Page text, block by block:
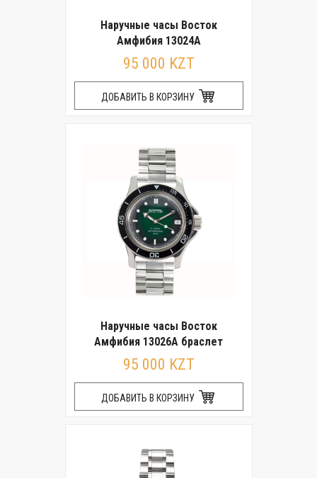
Наручные часы Восток
Амфибия 13024А
95 000 KZT
ДОБАВИТЬ В КОРЗИНУ
Наручные часы Восток
Амфибия 13026А браслет
95 000 KZT
ДОБАВИТЬ В КОРЗИНУ